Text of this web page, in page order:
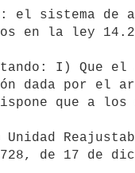
en la ley
dada por el
que a
de 17 de